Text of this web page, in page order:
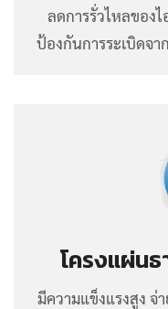
ลดการรั่วไหลของ
ป้องกันการระเบิดจ
โครงแผ่น
มีความแข็งแรงสูง จ่